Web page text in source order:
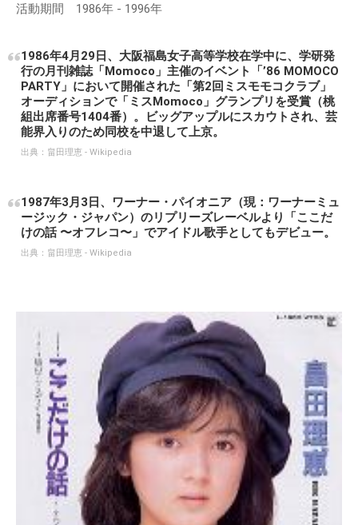
活動期間 1986年 - 1996年
1986年4月29日、大阪福島女子高等学校在学中に、学研発
行の月刊雑誌「Momoco」主催のイベント「’86 MOMOCO
PARTY」において開催された「第2回ミスモモコクラブ」
オーディションで「ミスMomoco」グランプリを受賞（桃
組出席番号1404番）。ビッグアップルにスカウトされ、芸
能界入りのため同校を中退して上京。
出典： 畠田理恵 - Wikipedia
1987年3月3日、ワーナー・パイオニア（現：ワーナーミュ
ージック・ジャパン）のリプリーズレーベルより「ここだ
けの話 〜オフレコ〜」でアイドル歌手としてもデビュー。
出典： 畠田理恵 - Wikipedia